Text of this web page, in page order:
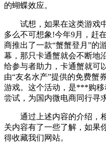
的蝴蝶效应。
试想，如果在这类游戏中
多么不可想象!今年9月，赶
商推出了一款“蟹蟹登月”的
幕，那只卡通蟹就会不断地
给参与者助力，卡通蟹就可
由“友名水产”提供的免费蟹
游戏。这个活动，是***购
尝试，为国内微电商同行寻
通过上述内容的介绍，相
关内容有了一些了解，如果
得收藏我们网站。